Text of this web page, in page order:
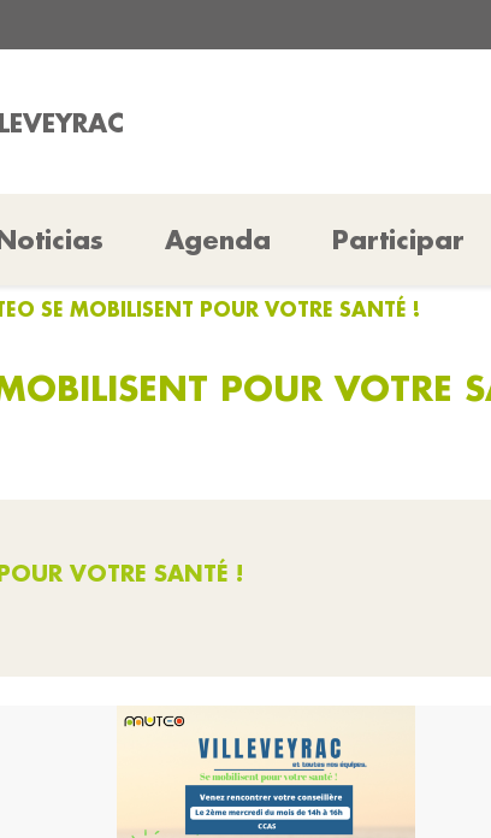
Agenda Participar
SE MOBILISENT POUR VOTRE SANTÉ !
POUR VOTRE
VOTRE SANTÉ !